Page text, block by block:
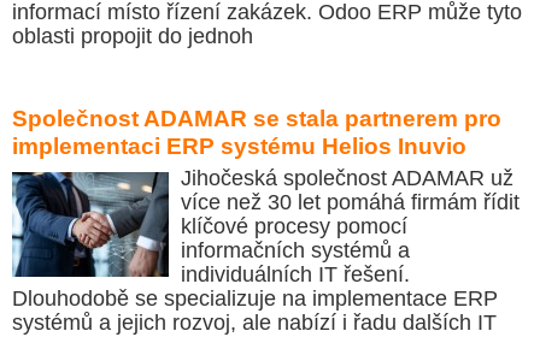
informací místo řízení zakázek. Odoo ERP může tyto
oblasti propojit do jednoh
Společnost ADAMAR se stala partnerem pro
implementaci ERP systému Helios Inuvio
Jihočeská společnost ADAMAR už
více než 30 let pomáhá firmám řídit
klíčové procesy pomocí
informačních systémů a
individuálních IT řešení.
Dlouhodobě se specializuje na implementace ERP
systémů a jejich rozvoj, ale nabízí i řadu dalších IT